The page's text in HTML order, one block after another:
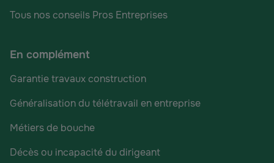
Tous nos conseils Pros Entreprises
En complément
Garantie travaux construction
Généralisation du télétravail en entreprise
Métiers de bouche
Décès ou incapacité du dirigeant